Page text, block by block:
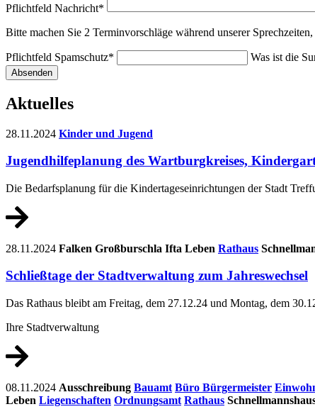
Pflichtfeld Nachricht*
Bitte machen Sie 2 Terminvorschläge während unserer
Pflichtfeld Spamschutz* Was ist die
Absenden
Aktuelles
28.11.2024 Kinder und Jugend
Jugendhilfeplanung des Wartburgkreises,
Die Bedarfsplanung für die Kindertageseinrichtungen der Stadt
28.11.2024 Falken Großburschla Ifta Leben Rathaus
Schließtage der Stadtverwaltung zum Jahreswechsel
Das Rathaus bleibt am Freitag, dem 27.12.24 und Montag, dem
Ihre Stadtverwaltung
08.11.2024 Ausschreibung Bauamt Büro Bürgermeister
Leben Liegenschaften Ordnungsamt Rathaus